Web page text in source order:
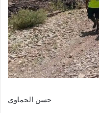
حسن الحماوي